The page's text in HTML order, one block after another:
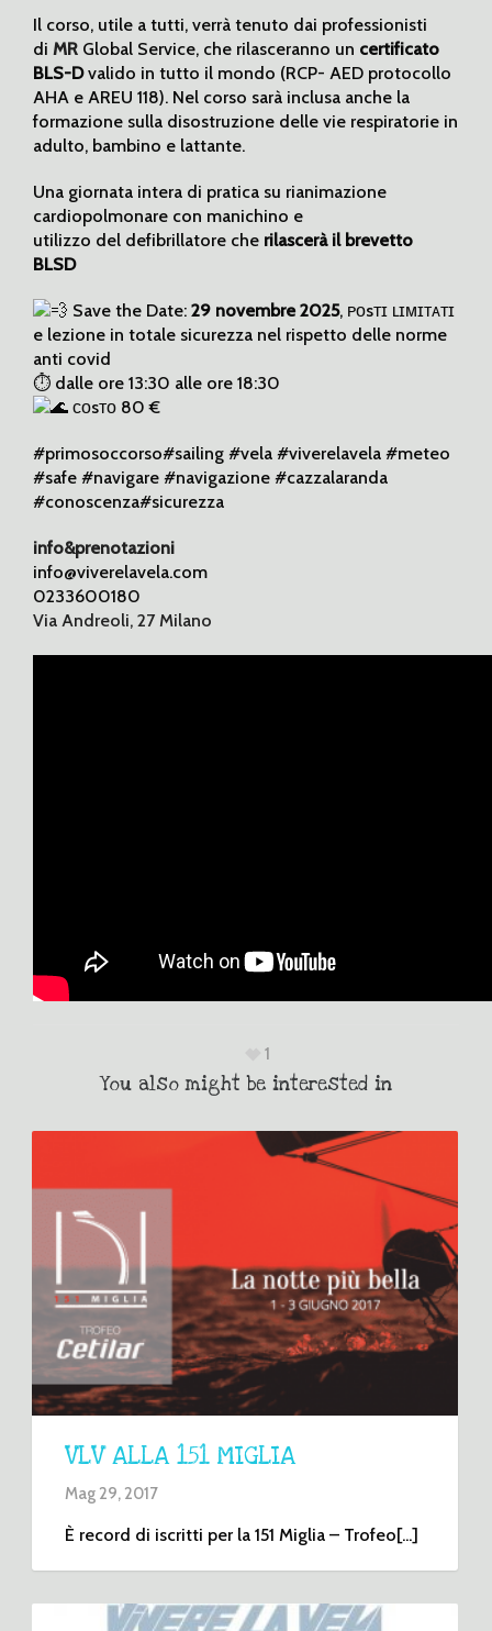
Il corso, utile a tutti, verrà tenuto dai professionisti
di MR Global Service, che rilasceranno un certificato
BLS-Dvalido in tutto il mondo (RCP- AED protocollo
AHA e AREU 118). Nel corso sarà inclusa anche la
formazione sulla disostruzione delle vie respiratorie in
adulto, bambino e lattante.
Una giornata intera di pratica su rianimazione
cardiopolmonare con manichino e
utilizzo del defibrillatore che rilascerà il brevetto
BLSD
Save the Date: 29 novembre 2025, ᴘᴏsᴛɪ ʟɪᴍɪᴛᴀᴛɪ
e lezione in totale sicurezza nel rispetto delle norme
anti covid
⏱ dalle ore 13:30 alle ore 18:30
ᴄᴏsᴛᴏ 80 €
#primosoccorso#sailing #vela #viverelavela #meteo
#safe #navigare #navigazione #cazzalaranda
#conoscenza#sicurezza
info&prenotazioni
info@viverelavela.com
0233600180
Via Andreoli, 27 Milano
1
You also might be interested in
VLV ALLA 151 MIGLIA
Mag 29, 2017
È record di iscritti per la 151 Miglia – Trofeo[...]